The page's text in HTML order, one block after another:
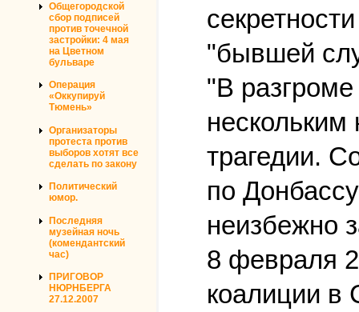
Общегородской
сбор подписей
против точечной
застройки: 4 мая
на Цветном
бульваре
Операция
«Оккупируй
Тюмень»
Организаторы
протеста против
выборов хотят все
сделать по закону
Политический
юмор.
Последняя
музейная ночь
(комендантский
час)
ПРИГОВОР
НЮРНБЕРГА
27.12.2007
"бывшей
"В
трагедии.
по
неизбежно
8 февраля
коалиции в